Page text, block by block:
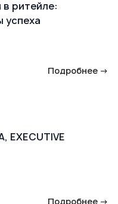
ритейле:
успеха
Подробнее →
EXECUTIVE
Подробнее →